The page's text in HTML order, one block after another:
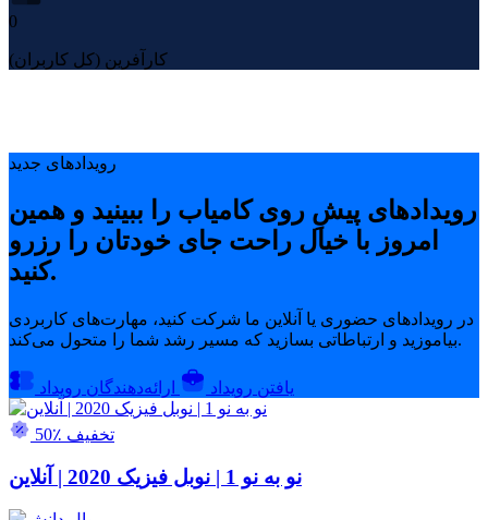
0
کارآفرین (کل کاربران)
رویدادهای جدید
رویدادهای پیشِ روی کامیاب را ببینید و همین
امروز با خیال راحت جای خودتان را رزرو
کنید.
در رویدادهای حضوری یا آنلاین ما شرکت کنید، مهارت‌های کاربردی
بیاموزید و ارتباطاتی بسازید که مسیر رشد شما را متحول می‌کند.
یافتن رویداد ارائه‌دهندگان رویداد
50٪ تخفیف
نو به نو 1 | نوبل فیزیک 2020 | آنلاین